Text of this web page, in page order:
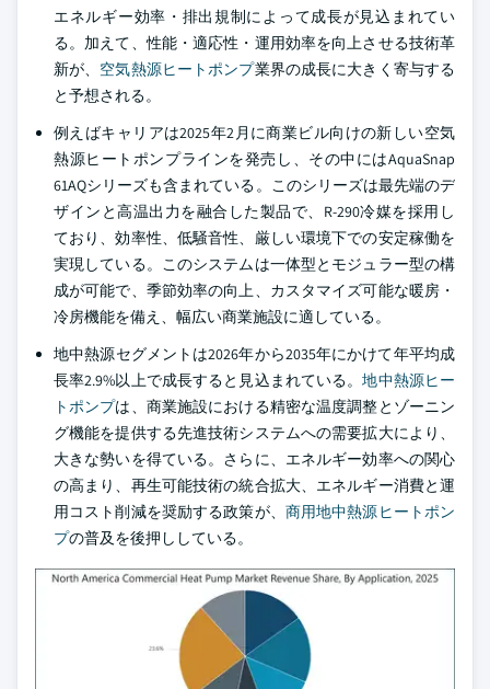
エネルギー効率・排出規制によって成長が見込まれてい
る。加えて、性能・適応性・運用効率を向上させる技術革
新が、 空気熱源ヒートポンプ業界の成長に大きく寄与する
と予想される。
例えばキャリアは2025年2月に商業ビル向けの新しい空気
熱源ヒートポンプラインを発売し、その中にはAquaSnap
61AQシリーズも含まれている。このシリーズは最先端のデ
ザインと高温出力を融合した製品で、R-290冷媒を採用し
ており、効率性、低騒音性、厳しい環境下での安定稼働を
実現している。このシステムは一体型とモジュラー型の構
成が可能で、季節効率の向上、カスタマイズ可能な暖房・
冷房機能を備え、幅広い商業施設に適している。
地中熱源セグメントは2026年から2035年にかけて年平均成
長率2.9%以上で成長すると見込まれている。地中熱源ヒー
トポンプは、商業施設における精密な温度調整とゾーニン
グ機能を提供する先進技術システムへの需要拡大により、
大きな勢いを得ている。さらに、エネルギー効率への関心
の高まり、再生可能技術の統合拡大、エネルギー消費と運
用コスト削減を奨励する政策が、 商用地中熱源ヒートポン
プの普及を後押ししている。